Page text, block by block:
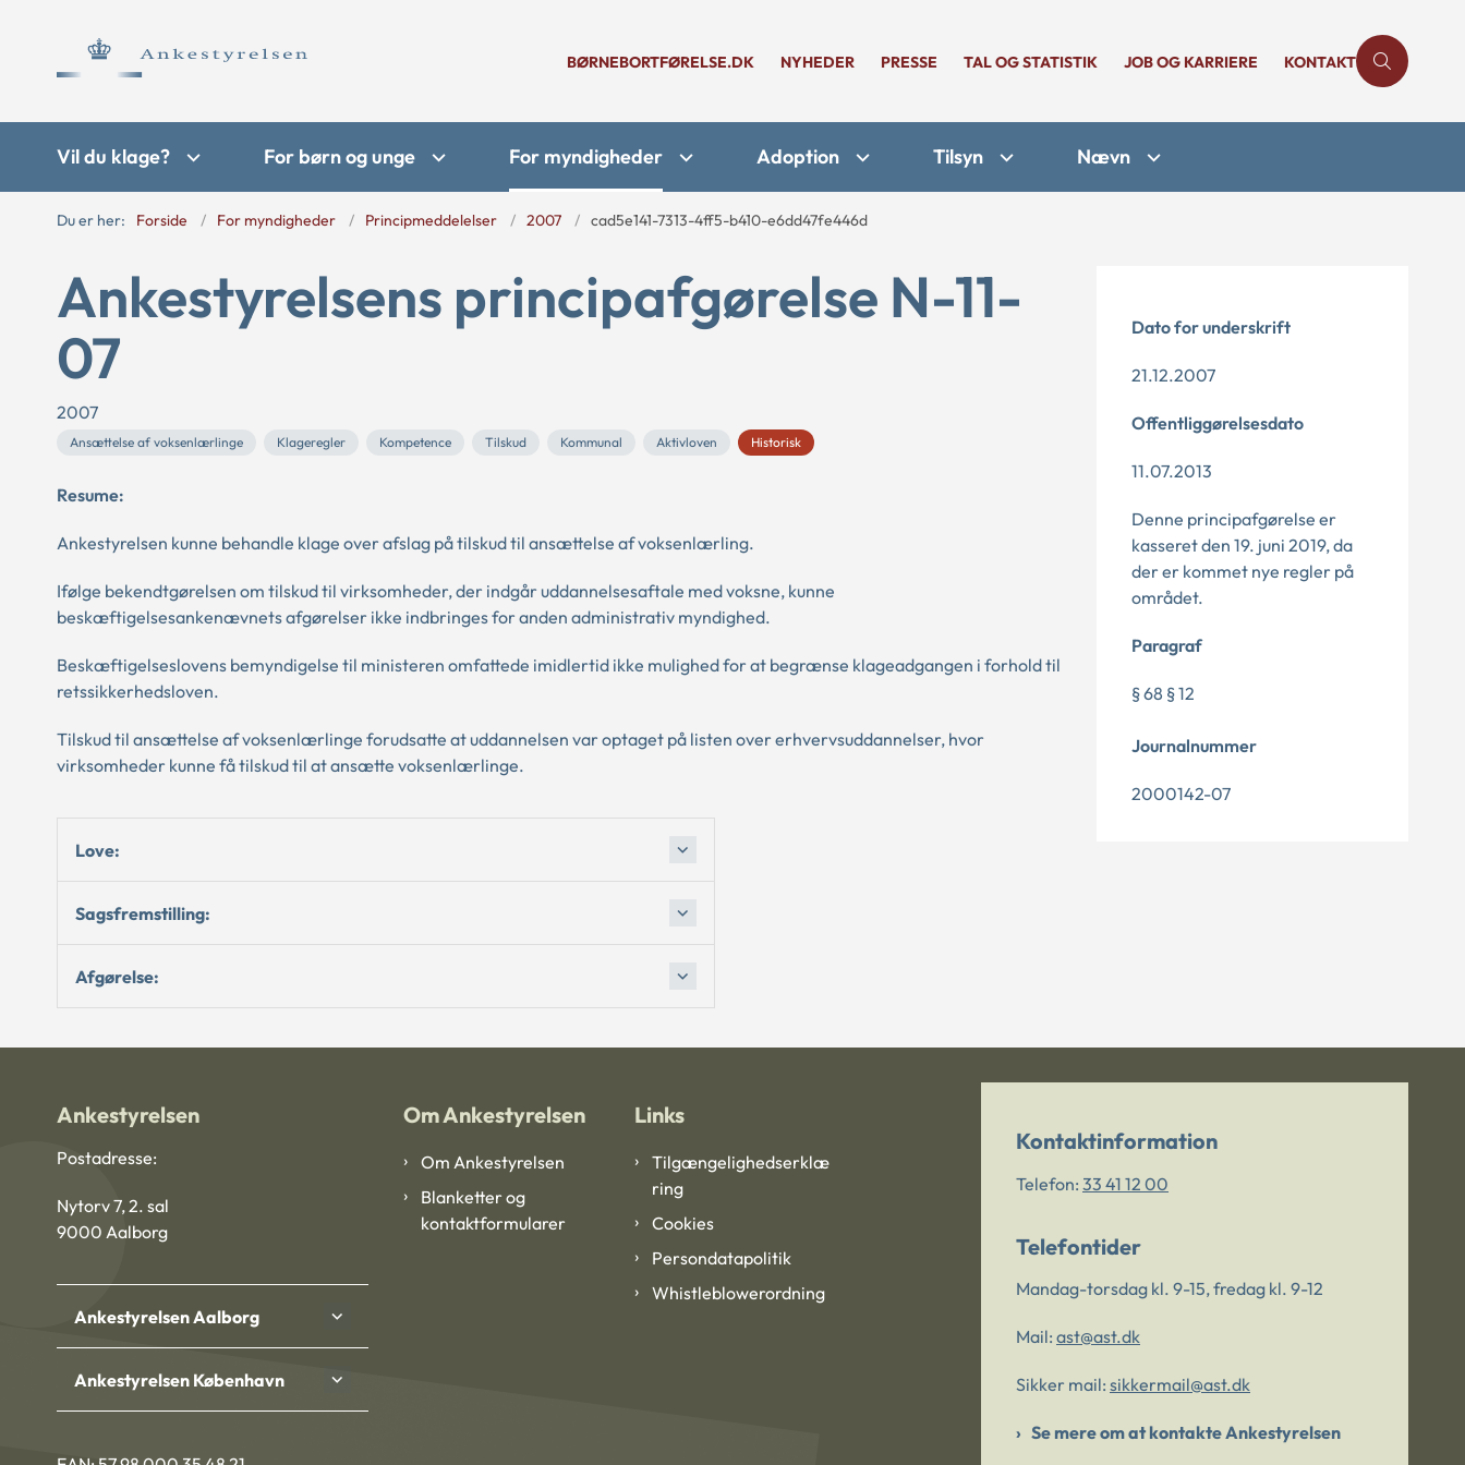
BØRNEBORTFØRELSE.DK NYHEDER PRESSE TAL OG STATISTIK JOB OG KARRIERE KONTAKT
Vil du klage? For børn og unge For myndigheder Adoption Tilsyn Nævn
Du er her: Forside For myndigheder Principmeddelelser 2007 cad5e141-7313-4ff5-b410-e6dd47fe446d
Ankestyrelsens principafgørelse N-11-
07
2007
Ansættelse af voksenlærlinge Klageregler Kompetence Tilskud Kommunal Aktivloven Historisk
Resume:
Ankestyrelsen kunne behandle klage over afslag på tilskud til ansættelse af voksenlærling.
Ifølge bekendtgørelsen om tilskud til virksomheder, der indgår uddannelsesaftale med voksne, kunne
beskæftigelsesankenævnets afgørelser ikke indbringes for anden administrativ myndighed.
Beskæftigelseslovens bemyndigelse til ministeren omfattede imidlertid ikke mulighed for at begrænse klageadgangen i forhold til
retssikkerhedsloven.
Tilskud til ansættelse af voksenlærlinge forudsatte at uddannelsen var optaget på listen over erhvervsuddannelser, hvor
virksomheder kunne få tilskud til at ansætte voksenlærlinge.
Love:
Sagsfremstilling:
Afgørelse:
Dato for underskrift
21.12.2007
Offentliggørelsesdato
11.07.2013
Denne principafgørelse er
kasseret den 19. juni 2019, da
der er kommet nye regler på
området.
Paragraf
§ 68 § 12
Journalnummer
2000142-07
Ankestyrelsen
Postadresse:
Nytorv 7, 2. sal
9000 Aalborg
Ankestyrelsen Aalborg
Ankestyrelsen København
Om Ankestyrelsen
Om Ankestyrelsen
Blanketter og
kontaktformularer
Links
Tilgængelighedserklæ
ring
Cookies
Persondatapolitik
Whistleblowerordning
Kontaktinformation
Telefon: 33 41 12 00
Telefontider
Mandag-torsdag kl. 9-15, fredag kl. 9-12
Mail: ast@ast.dk
Sikker mail: sikkermail@ast.dk
Se mere om at kontakte Ankestyrelsen